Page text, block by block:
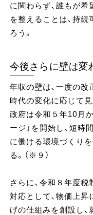
に関わらず、誰もが
を整えることは、持
ろう。
今後さらに壁は変
年収の壁は、一度の改
時代の変化に応じて見
政府は令和５年10月
ージ」を開始し、短時
に働ける環境づくり
る。（※９）
さらに、令和８年度
対応として、物価上
げの仕組みを創設し